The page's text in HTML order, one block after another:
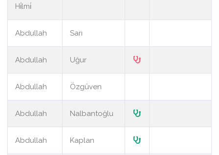
Hi̇lmi̇
Abdullah Sarı
Abdullah Uğur
Abdullah Özgüven
Abdullah Nalbantoğlu
Abdullah Kaplan